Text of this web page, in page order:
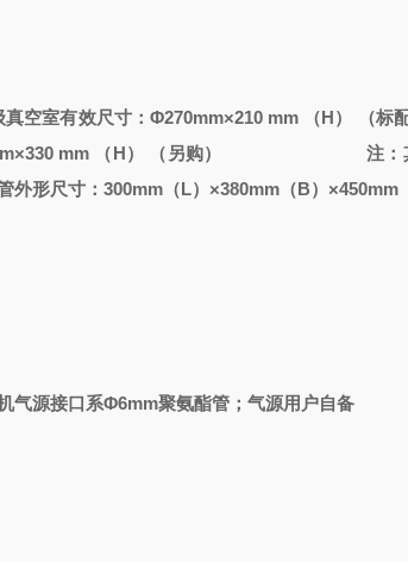
真空室有效尺寸：Φ270mm×210 mm （H） （标配
（H） （另购） 注：其他尺
外形尺寸：300mm（L）×380mm（B）×450mm
气源接口系Φ6mm聚氨酯管；气源用户自备